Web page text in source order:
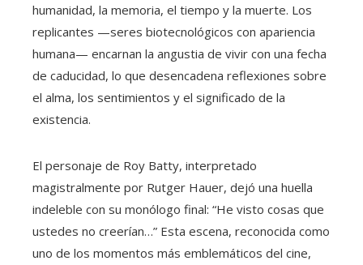
humanidad, la memoria, el tiempo y la muerte. Los
replicantes —seres biotecnológicos con apariencia
humana— encarnan la angustia de vivir con una fecha
de caducidad, lo que desencadena reflexiones sobre
el alma, los sentimientos y el significado de la
existencia.
El personaje de Roy Batty, interpretado
magistralmente por Rutger Hauer, dejó una huella
indeleble con su monólogo final: “He visto cosas que
ustedes no creerían…” Esta escena, reconocida como
uno de los momentos más emblemáticos del cine,